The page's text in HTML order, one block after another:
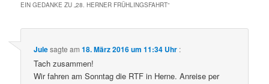
EIN GEDANKE ZU „28. HERNER FRÜHLINGSFAHRT“
Julesagte am18. März 2016 um 11:34 Uhr :
Tach zusammen!
Wir fahren am Sonntag die RTF in Herne. Anreise per